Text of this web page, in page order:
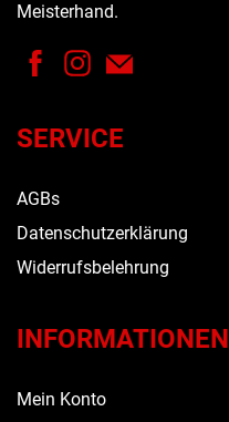
Meisterhand.
SERVICE
AGBs
Datenschutzerklärung
Widerrufsbelehrung
INFORMATIONEN
Mein Konto